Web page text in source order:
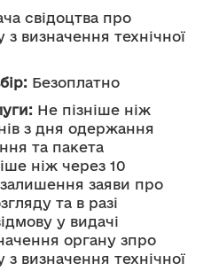
свідоцтва про
визначення технічної
Безоплатно
Не пізніше ніж
з дня одержання
та пакета
ніж через 10
заяви про
та в разі
у видачі
органу зпро
визначення технічної